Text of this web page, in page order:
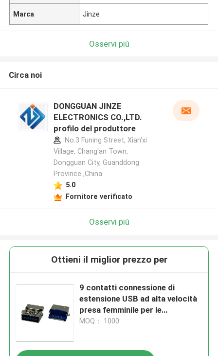
Marca Jinze
Osservi più
Circa noi
DONGGUAN JINZE
ELECTRONICS CO.,LTD.
profilo del produttore
No.3 Funing Street, Xian'xi
Village, Chang'an Town,
Dongguan City, Guanddong
Province ,China
5.0
Fornitore verificato
Osservi più
Ottieni il miglior prezzo per
9 contatti connessione di
estensione USB ad alta velocità
presa femminile per le
applicazioni attraverso il foro
MOQ： 1000